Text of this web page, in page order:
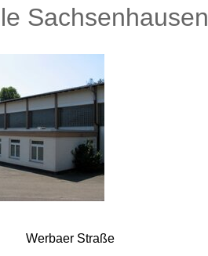
Sachsenhausen
Werbaer Straße